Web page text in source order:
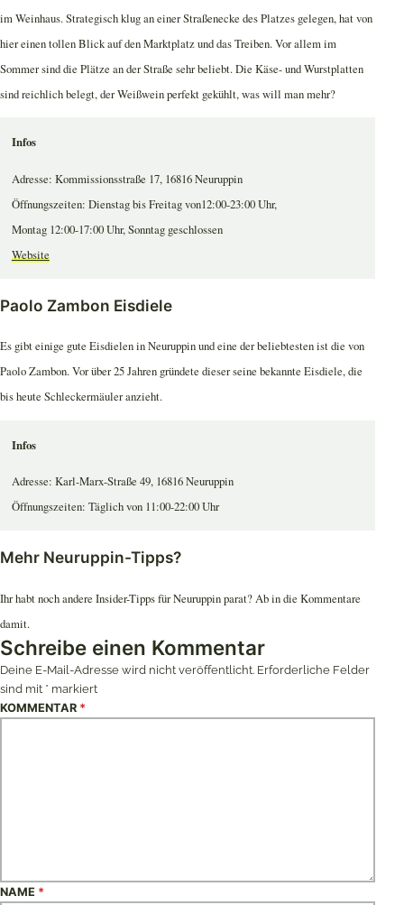
im Weinhaus. Strategisch klug an einer Straßenecke des Platzes gelegen, hat von
hier einen tollen Blick auf den Marktplatz und das Treiben. Vor allem im
Sommer sind die Plätze an der Straße sehr beliebt. Die Käse- und Wurstplatten
sind reichlich belegt, der Weißwein perfekt gekühlt, was will man mehr?
Infos
Adresse: Kommissionsstraße 17, 16816 Neuruppin
Öffnungszeiten: Dienstag bis Freitag von12:00-23:00 Uhr,
Montag 12:00-17:00 Uhr, Sonntag geschlossen
Website
Paolo Zambon Eisdiele
Es gibt einige gute Eisdielen in Neuruppin und eine der beliebtesten ist die von
Paolo Zambon. Vor über 25 Jahren gründete dieser seine bekannte Eisdiele, die
bis heute Schleckermäuler anzieht.
Infos
Adresse: Karl-Marx-Straße 49, 16816 Neuruppin
Öffnungszeiten: Täglich von 11:00-22:00 Uhr
Mehr Neuruppin-Tipps?
Ihr habt noch andere Insider-Tipps für Neuruppin parat? Ab in die Kommentare
damit.
Schreibe einen Kommentar
Deine E-Mail-Adresse wird nicht veröffentlicht. Erforderliche Felder
sind mit * markiert
KOMMENTAR *
NAME *